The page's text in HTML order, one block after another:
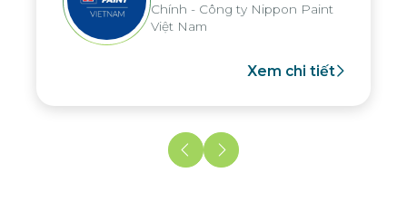
Chính - Công ty Nippon Paint
Việt Nam
Xem chi tiết